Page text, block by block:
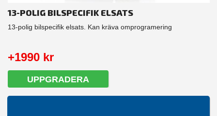
13-POLIG BILSPECIFIK ELSATS
13-polig bilspecifik elsats. Kan kräva omprogramering
+1990 kr
UPPGRADERA